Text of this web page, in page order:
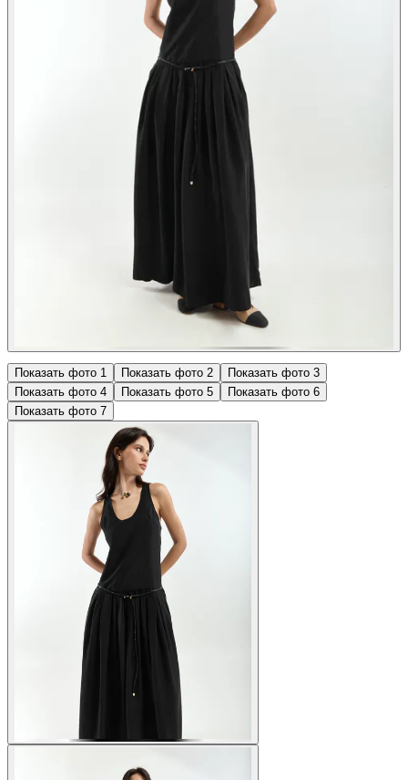
Показать фото 1 Показать фото 2 Показать фото 3
Показать фото 4 Показать фото 5 Показать фото 6
Показать фото 7